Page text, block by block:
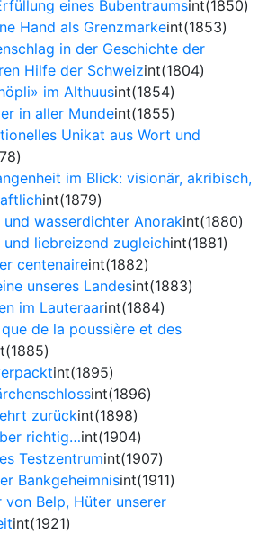
eines Bubentraumsint(1850)
Hand als Grenzmarkeint(1853)
in der Geschichte der
Hilfe der Schweizint(1804)
im Althuusint(1854)
in aller Mundeint(1855)
Unikat aus Wort und
im Blick: visionär, akribisch,
int(1879)
wasserdichter Anorakint(1880)
und liebreizend zugleichint(1881)
centenaireint(1882)
unseres Landesint(1883)
im Lauteraarint(1884)
de la poussière et des
int(1895)
int(1896)
zurückint(1898)
richtig…int(1904)
Testzentrumint(1907)
Bankgeheimnisint(1911)
von Belp, Hüter unserer
int(1921)